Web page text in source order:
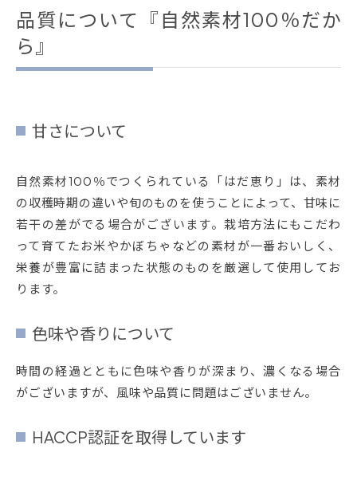
品質について『自然素材100％だか
ら』
甘さについて
自然素材100％でつくられている「はだ恵り」は、素材
の収穫時期の違いや旬のものを使うことによって、甘味に
若干の差がでる場合がございます。栽培方法にもこだわ
って育てたお米やかぼちゃなどの素材が一番おいしく、
栄養が豊富に詰まった状態のものを厳選して使用してお
ります。
色味や香りについて
時間の経過とともに色味や香りが深まり、濃くなる場合
がございますが、風味や品質に問題はございません。
HACCP認証を取得しています